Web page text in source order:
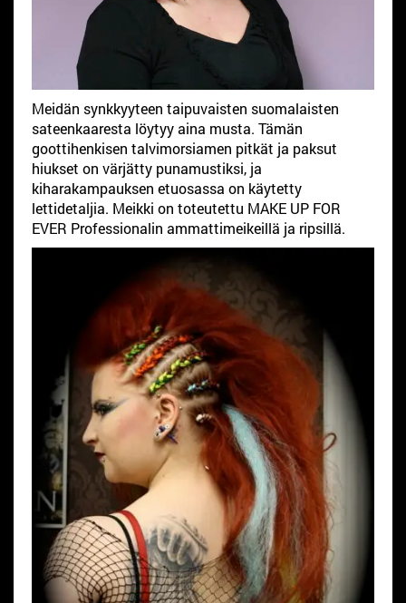
Meidän synkkyyteen taipuvaisten suomalaisten
sateenkaaresta löytyy aina musta. Tämän
goottihenkisen talvimorsiamen pitkät ja paksut
hiukset on värjätty punamustiksi, ja
kiharakampauksen etuosassa on käytetty
lettidetaljia. Meikki on toteutettu MAKE UP FOR
EVER Professionalin ammattimeikeillä ja ripsillä.